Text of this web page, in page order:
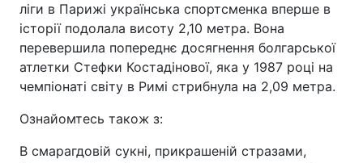
ліги в Парижі українська спортсменка вперше в
історії подолала висоту 2,10 метра. Вона
перевершила попереднє досягнення болгарської
атлетки Стефки Костадінової, яка у 1987 році на
чемпіонаті світу в Римі стрибнула на 2,09 метра.
Ознайомтесь також з:
В смарагдовій сукні, прикрашеній стразами,